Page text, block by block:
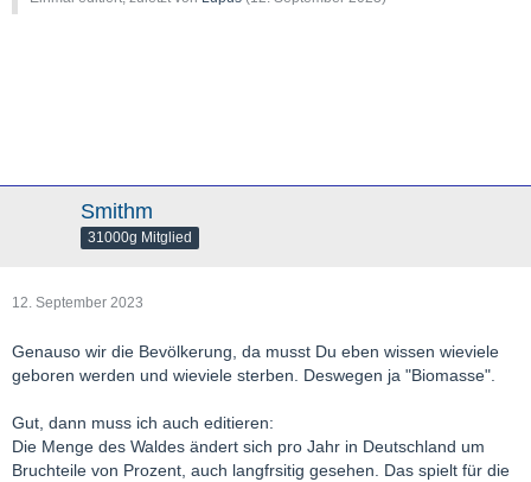
Smithm
31000g Mitglied
12. September 2023
Genauso wir die Bevölkerung, da musst Du eben wissen wieviele
geboren werden und wieviele sterben. Deswegen ja "Biomasse".
Gut, dann muss ich auch editieren:
Die Menge des Waldes ändert sich pro Jahr in Deutschland um
Bruchteile von Prozent, auch langfrsitig gesehen. Das spielt für die